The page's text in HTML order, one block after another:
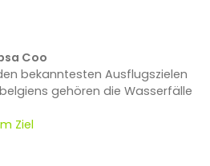
Coo
bekanntesten Ausflugszielen
gehören die Wasserfälle
Ziel